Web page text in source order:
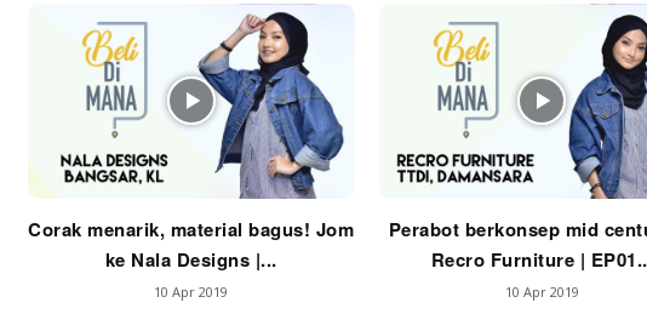
Impiana TV
Casa Impiana
Impiana MakeOver
Lahar Dekor
Sembang Dekor
Sembang Laman
Tip Laman
Corak menarik, material bagus! Jom
ke Nala Designs |...
10 Apr 2019
Perabot berkonsep mid
Recro Furniture |
10 Apr 2019